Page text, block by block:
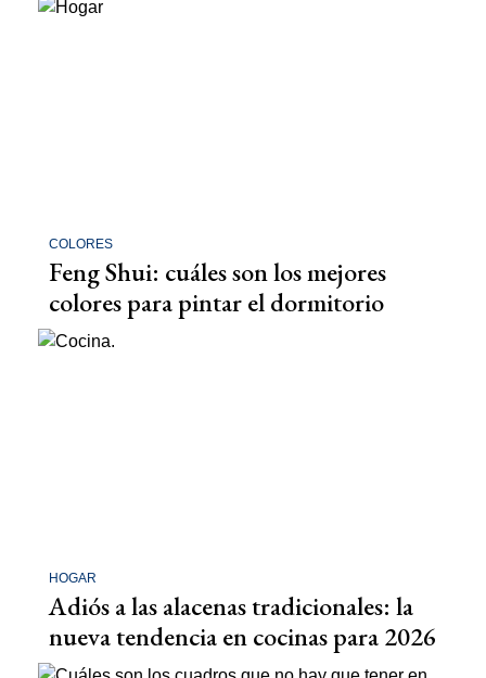
COLORES
Feng Shui: cuáles son los mejores
colores para pintar el dormitorio
HOGAR
Adiós a las alacenas tradicionales: la
nueva tendencia en cocinas para 2026